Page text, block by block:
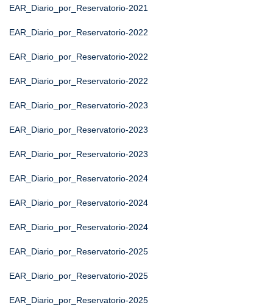
EAR_Diario_por_Reservatorio-2021
EAR_Diario_por_Reservatorio-2022
EAR_Diario_por_Reservatorio-2022
EAR_Diario_por_Reservatorio-2022
EAR_Diario_por_Reservatorio-2023
EAR_Diario_por_Reservatorio-2023
EAR_Diario_por_Reservatorio-2023
EAR_Diario_por_Reservatorio-2024
EAR_Diario_por_Reservatorio-2024
EAR_Diario_por_Reservatorio-2024
EAR_Diario_por_Reservatorio-2025
EAR_Diario_por_Reservatorio-2025
EAR_Diario_por_Reservatorio-2025